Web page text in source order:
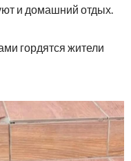
и домашний отдых.
гордятся жители